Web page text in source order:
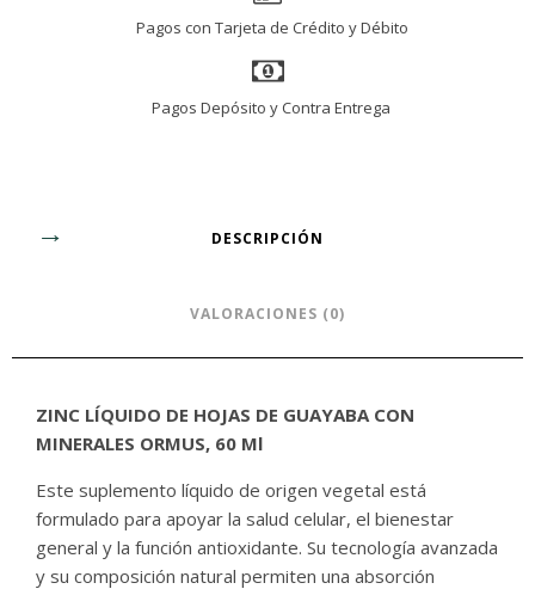
Pagos con Tarjeta de Crédito y Débito
Pagos Depósito y Contra Entrega
DESCRIPCIÓN
VALORACIONES (0)
ZINC LÍQUIDO DE HOJAS DE GUAYABA CON
MINERALES ORMUS, 60 Ml
Este suplemento líquido de origen vegetal está
formulado para apoyar la salud celular, el bienestar
general y la función antioxidante. Su tecnología avanzada
y su composición natural permiten una absorción